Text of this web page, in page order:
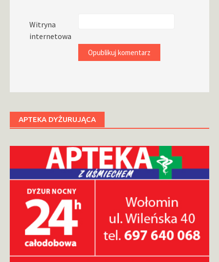
Witryna
internetowa
APTEKA DYŻURUJĄCA